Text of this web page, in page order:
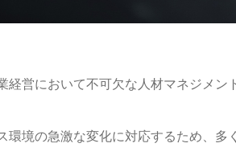
経営において不可欠な人材マネジメ
環境の急激な変化に対応するため、